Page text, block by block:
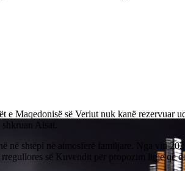
e Maqedonisë së Veriut nuk kanë rezervuar
Alsat.
në shtëpi në atmosferë familjare. Nga viti
së Kuvendit për propozim ligje që